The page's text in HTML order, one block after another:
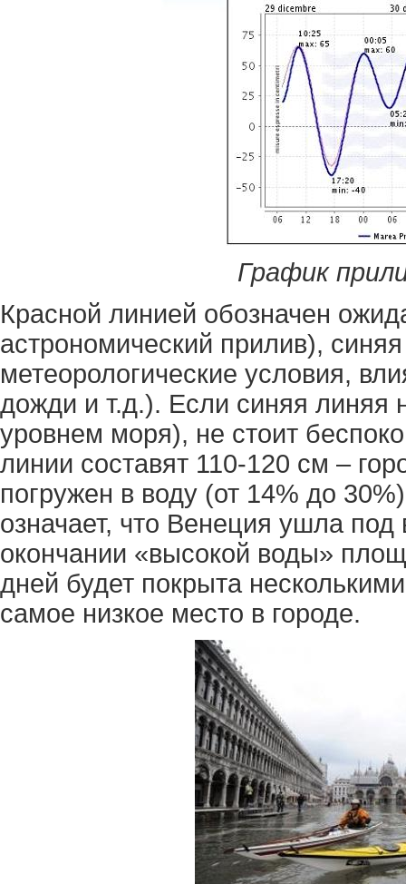
График
Красной линией обозначен
астрономический прилив),
метеорологические условия,
дожди и т.д.). Если синяя
уровнем моря), не стоит
линии составят 110-120 см –
погружен в воду (от 14% до
означает, что Венеция ушла
окончании «высокой воды»
дней будет покрыта
самое низкое место в городе.